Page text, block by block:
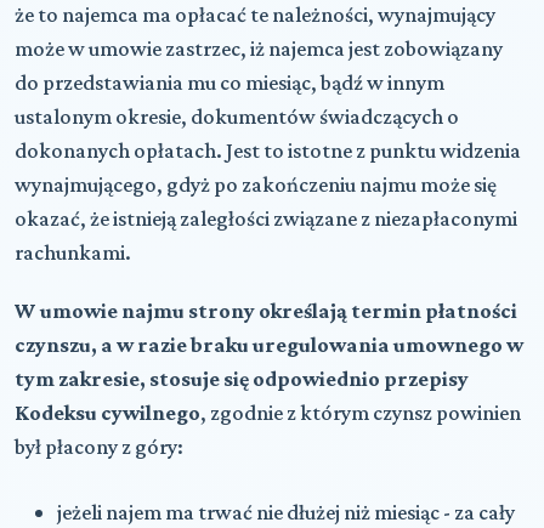
że to najemca ma opłacać te należności, wynajmujący
może w umowie zastrzec, iż najemca jest zobowiązany
do przedstawiania mu co miesiąc, bądź w innym
ustalonym okresie, dokumentów świadczących o
dokonanych opłatach. Jest to istotne z punktu widzenia
wynajmującego, gdyż po zakończeniu najmu może się
okazać, że istnieją zaległości związane z niezapłaconymi
rachunkami.
W umowie najmu strony określają termin płatności
czynszu, a w razie braku uregulowania umownego w
tym zakresie, stosuje się odpowiednio przepisy
Kodeksu cywilnego, zgodnie z którym czynsz powinien
był płacony z góry:
jeżeli najem ma trwać nie dłużej niż miesiąc - za cały